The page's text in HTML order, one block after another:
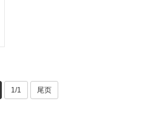
1/1 尾页